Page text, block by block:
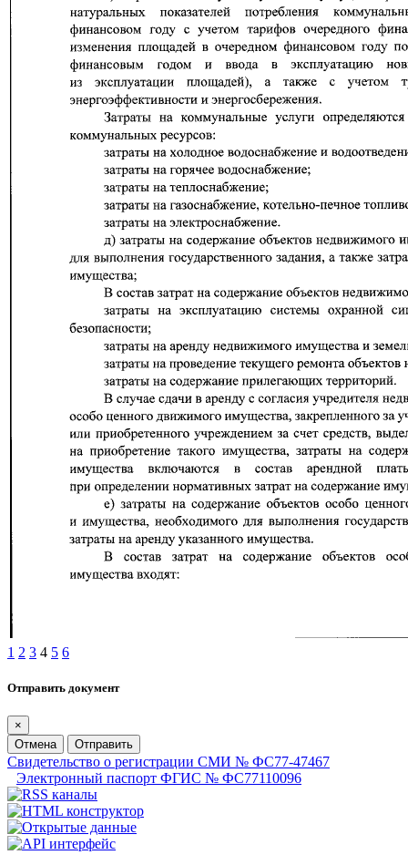
1 2 3 4 5 6
Отправить документ
×
Отмена
Отправить
Свидетельство о регистрации СМИ № ФС77-47467
Электронный паспорт ФГИС № ФС77110096